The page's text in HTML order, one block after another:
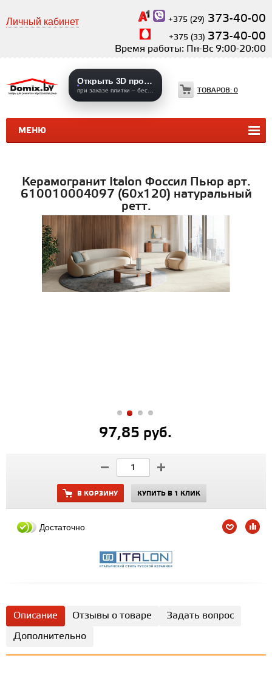
Личный кабинет +375 (29) 373-40-00
+375 (33) 373-40-00
Время работы: Пн-Вс 9:00-20:00
МЕНЮ
Открыть 3D проекты
ТОВАРОВ: 0
КЕРАМИЧЕСКАЯ ПЛИТКА
Керамогранит Italon Фоссил Пьюр арт.
610010004097 (60x120) натуральный
ретт.
97,85 руб.
В КОРЗИНУ КУПИТЬ В 1 КЛИК
Достаточно
Описание Отзывы о товаре
Задать вопрос
Дополнительно